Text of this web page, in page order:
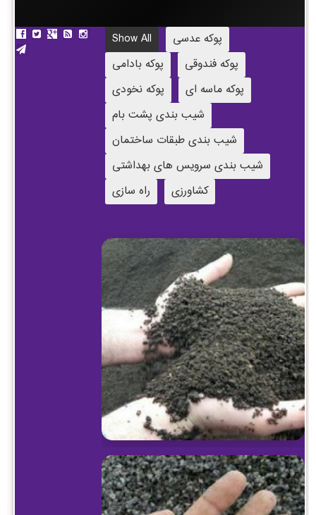
Show All
پوکه عدسی
پوکه بادامی
پوکه فندوقی
پوکه نخودی
پوکه ماسه ای
شیب بندی پشت بام
شیب بندی طبقات ساختمان
شیب بندی سرویس های بهداشتی
راه سازی
کشاورزی